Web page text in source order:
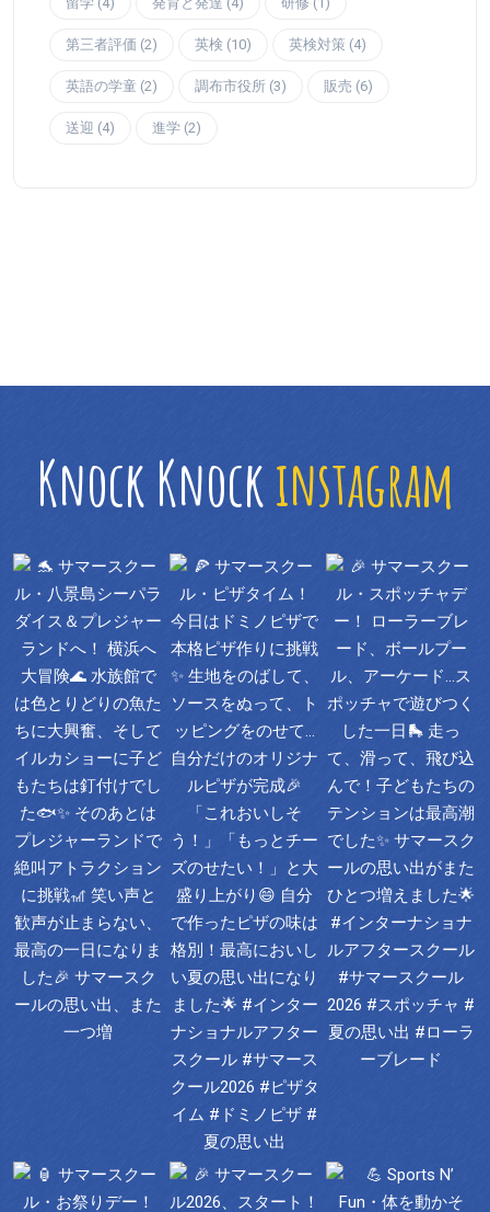
第三者評価 (2) 英検 (10) 英検対策 (4)
英語の学童 (2) 調布市役所 (3) 販売 (6)
送迎 (4) 進学 (2)
Knock Knockinstagram